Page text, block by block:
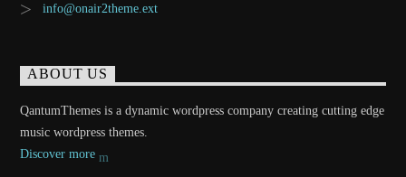
info@onair2theme.ext
ABOUT US
QantumThemes is a dynamic wordpress company creating cutting edge
music wordpress themes.
Discover more